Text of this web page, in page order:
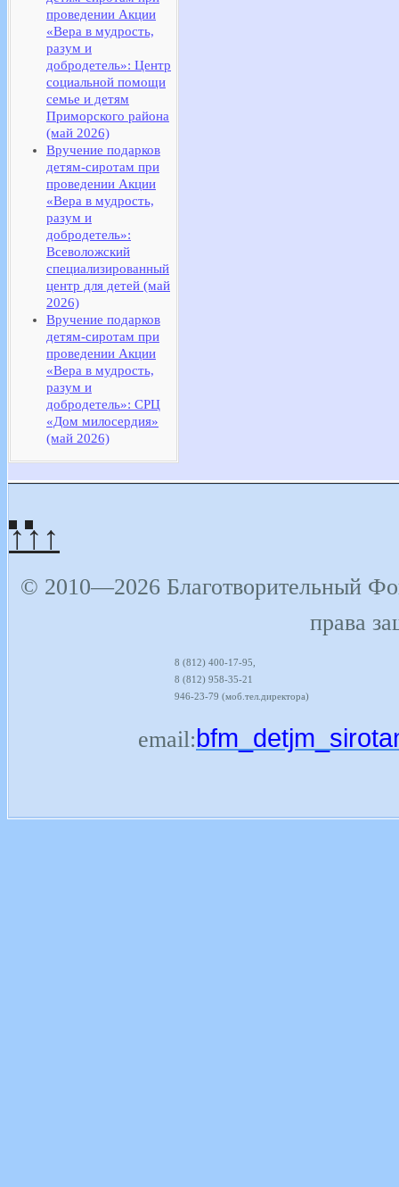
проведении Акции
«Вера в мудрость,
разум и
добродетель»: Центр
социальной помощи
семье и детям
Приморского района
(май 2026)
Вручение подарков
детям-сиротам при
проведении Акции
«Вера в мудрость,
разум и
добродетель»:
Всеволожский
специализированный
центр для детей (май
2026)
Вручение подарков
детям-сиротам при
проведении Акции
«Вера в мудрость,
разум и
добродетель»: СРЦ
«Дом милосердия»
(май 2026)
↑↑↑
© 2010—2026 Благотворительный
права
8 (812) 400-17-95,
8 (812) 958-35-21
946-23-79 (моб.тел.директора)
email: